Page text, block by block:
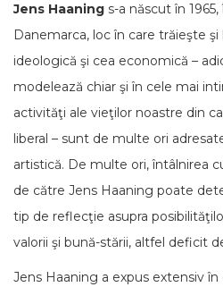
Jens Haaning s-a născut în
Danemarca, loc în care trăieşte
ideologică şi cea economică –
modelează chiar şi în cele mai
activităţi ale vieţilor noastre din
liberal – sunt de multe ori
artistică. De multe ori, întâlnirea
de către Jens Haaning poate
tip de reflecţie asupra
valorii şi bună-stării, altfel deficit
Jens Haaning a expus extensiv